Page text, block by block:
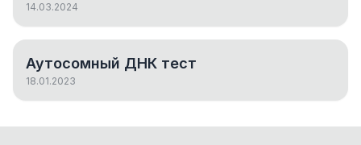
14.03.2024
Аутосомный ДНК тест
18.01.2023